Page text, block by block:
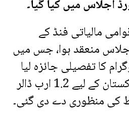
اجلاس میں کیا گیا۔
مالیاتی فنڈ کے
اجلاس منعقد ہوا، جس میں
کا تفصیلی جائزہ لیا
گیا۔ اجلاس کے بعد پاکستان کے لیے 1.2 ارب ڈالر
کی منظوری دے دی گئی۔